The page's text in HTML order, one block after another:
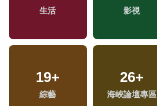
生活 影視
19+
綜藝
26+
海峽論壇專區